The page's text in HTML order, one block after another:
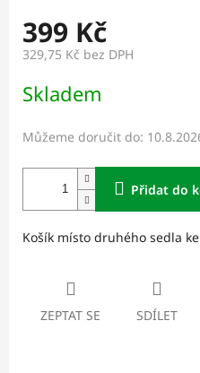
399 Kč
329,75 Kč bez DPH
cena:
Skladem
Můžeme doručit do:
Přidat do
Košík místo druhého sedla
ZEPTAT SE SDÍLET